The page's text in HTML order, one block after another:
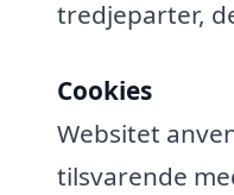
tredjeparter,
Cookies
Websitet
tilsvarende